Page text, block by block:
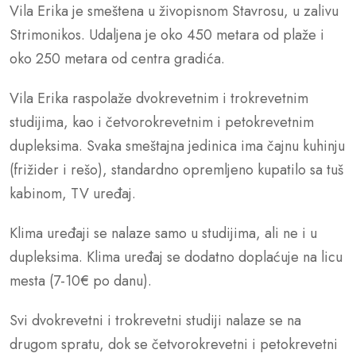
Vila Erika je smeštena u živopisnom Stavrosu, u zalivu
Strimonikos. Udaljena je oko 450 metara od plaže i
oko 250 metara od centra gradića.
Vila Erika raspolaže dvokrevetnim i trokrevetnim
studijima, kao i četvorokrevetnim i petokrevetnim
dupleksima. Svaka smeštajna jedinica ima čajnu kuhinju
(frižider i rešo), standardno opremljeno kupatilo sa tuš
kabinom, TV uređaj.
Klima uređaji se nalaze samo u studijima, ali ne i u
dupleksima. Klima uređaj se dodatno doplaćuje na licu
mesta (7-10€ po danu).
Svi dvokrevetni i trokrevetni studiji nalaze se na
drugom spratu, dok se četvorokrevetni i petokrevetni